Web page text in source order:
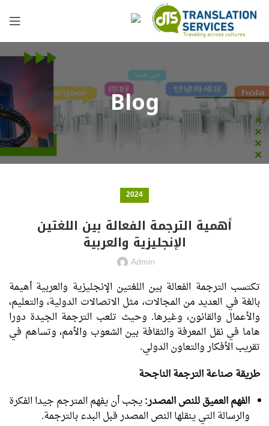
Blog
2024
أهمية الترجمة الفعالة بين اللغتين
الإنجليزية والعربية
Admin
تكتسب الترجمة الفعالة بين اللغتين الإنجليزية والعربية أهيمة
بالغة في العديد من المجالات، مثل الاتصالات الدولية، والتعليم،
والأعمال والقانون، وغيرها. وحيث تلعب الترجمة الجيدة دورا
هاما في نقل المعرفة والثقافة بين الشعوب والأمم، وتساهم في
تقريب الأفكار والتعاون الدولي.
طريقة صناعة الترجمة الناجحة
الفهم العميق للنص المصدر:يجب أن يفهم المترجم جيدا الفكرة
والرسالة التي ينقلها النص المصدر قبل البدء بالترجمة.